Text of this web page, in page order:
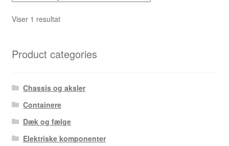
Viser 1 resultat
Product categories
Chassis og aksler
Containere
Dæk og fælge
Elektriske komponenter